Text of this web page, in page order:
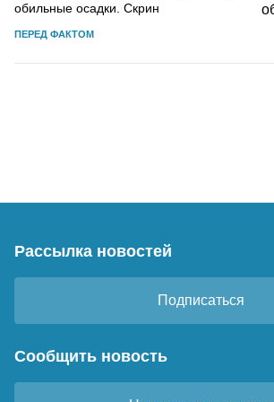
обильные осадки. Скрин
ПЕРЕД ФАКТОМ
Рассылка новостей
Подписаться
Сообщить новость